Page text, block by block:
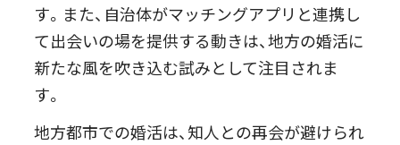
す。また、自治体がマッチングアプリと連携し
て出会いの場を提供する動きは、地方の婚活に
新たな風を吹き込む試みとして注目されま
す。
地方都市での婚活は、知人との再会が避けられ